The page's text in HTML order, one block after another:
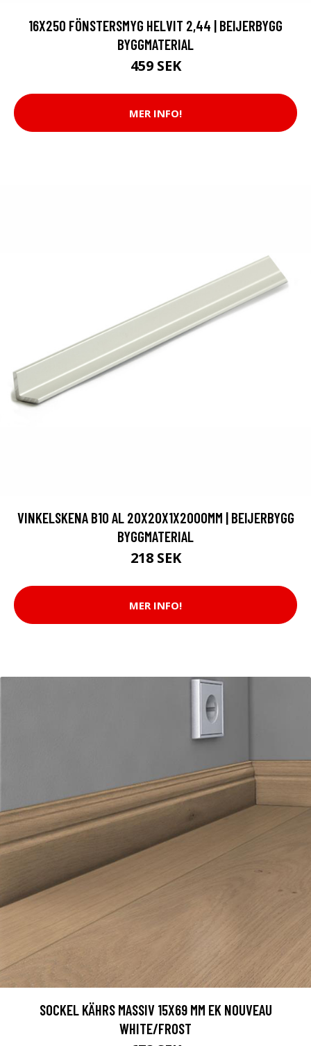
16X250 FÖNSTERSMYG HELVIT 2,44 | BEIJERBYGG
BYGGMATERIAL
459 SEK
MER INFO!
VINKELSKENA B10 AL 20X20X1X2000MM | BEIJERBYGG
BYGGMATERIAL
218 SEK
MER INFO!
SOCKEL KÄHRS MASSIV 15X69 MM EK NOUVEAU
WHITE/FROST